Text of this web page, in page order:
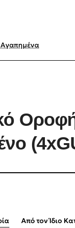
Από τον Ίδιο